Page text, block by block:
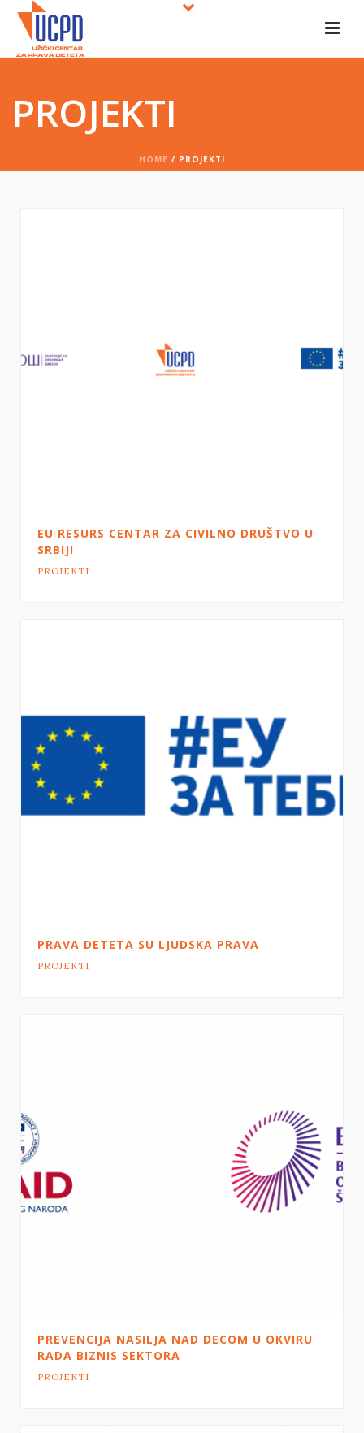
PROJEKTI
HOME / PROJEKTI
EU RESURS CENTAR ZA CIVILNO DRUŠTVO U
SRBIJI
PROJEKTI
PRAVA DETETA SU LJUDSKA PRAVA
PROJEKTI
PREVENCIJA NASILJA NAD DECOM U OKVIRU
RADA BIZNIS SEKTORA
PROJEKTI